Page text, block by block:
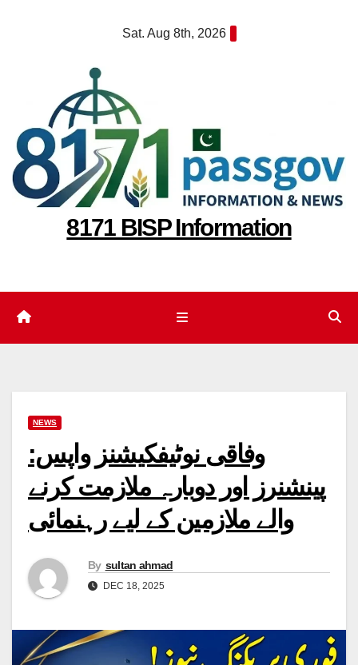
Sat. Aug 8th, 2026
8171 BISP Information
NEWS
وفاقی نوٹیفکیشنز واپس:
پینشنرز اور دوبارہ ملازمت کرنے
والے ملازمین کے لیے رہنمائی
By sultan ahmad
DEC 18, 2025